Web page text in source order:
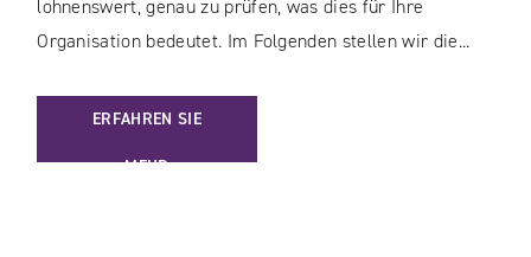
lohnenswert, genau zu prüfen, was dies für Ihre
Organisation bedeutet. Im Folgenden stellen wir die...
ERFAHREN SIE
MEHR
: PIMCORE: ZEIT FÜR EIN UPGRADE – NEUE OBERFLÄCHE